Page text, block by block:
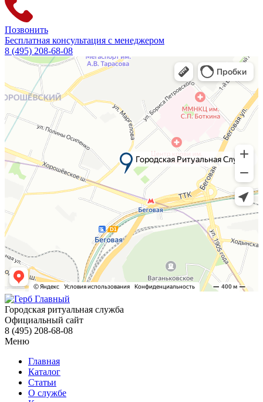
Позвонить
Бесплатная консультация с менеджером
8 (495) 208-68-08
Городская ритуальная служба
Официальный сайт
8 (495) 208-68-08
Меню
Главная
Каталог
Статьи
О службе